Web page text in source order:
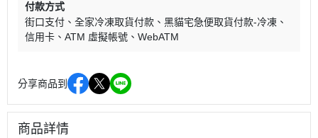
付款方式
街口支付
全家冷凍取貨付款
黑貓宅急便取貨付款-冷凍
信用卡
ATM 虛擬帳號 WebATM
分享商品到
商品詳情